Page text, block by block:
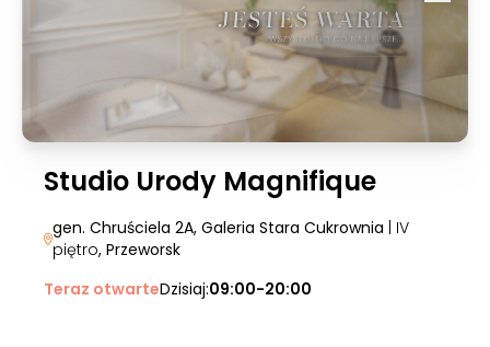
Studio Urody Magnifique
gen. Chruściela 2A, Galeria Stara Cukrownia | IV
piętro, Przeworsk
Teraz otwarteDzisiaj:09:00-20:00